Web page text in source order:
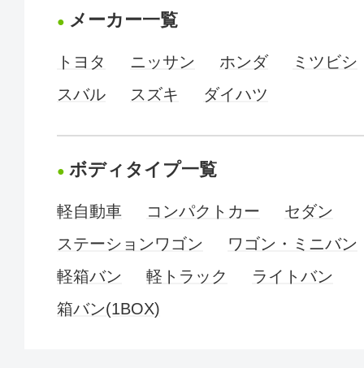
メーカー一覧
トヨタ ニッサン ホンダ
ミツビシ
スバル
スズキ ダイハツ
ボディタイプ一覧
軽自動車 コンパクトカー
セダン
ステーションワゴン
ワゴン・ミニバン
軽箱バン
軽トラック
ライトバン
箱バン(1BOX)